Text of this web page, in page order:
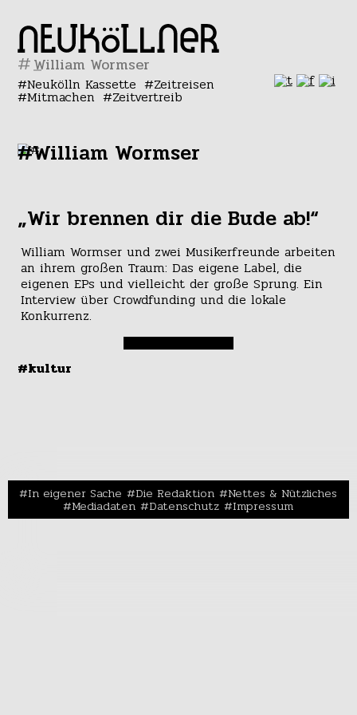
#
Neukölln Kassette Zeitreisen
Mitmachen Zeitvertreib
#William Wormser
„Wir brennen dir die Bude ab!“
William Wormser und zwei Musikerfreunde arbeiten
an ihrem großen Traum: Das eigene Label, die
eigenen EPs und vielleicht der große Sprung. Ein
Interview über Crowdfunding und die lokale
Konkurrenz.
#kultur
In eigener Sache Die Redaktion Nettes & Nützliches
Mediadaten Datenschutz Impressum